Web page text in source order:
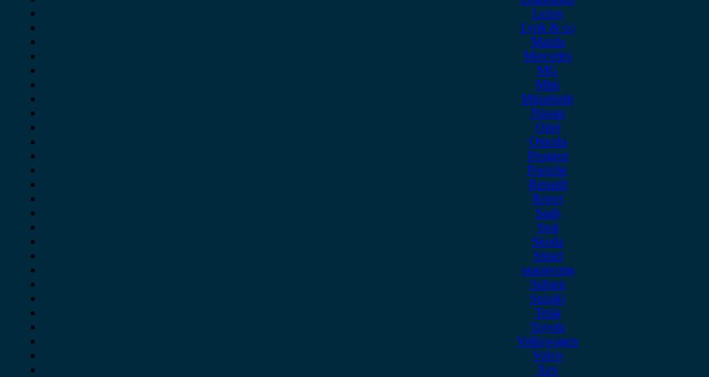
Lexus
Lynk & co
Mazda
Mercedes
MG
Mini
Mitsubishi
Nissan
Opel
Omoda
Peugeot
Porsche
Renault
Rover
Saab
Seat
Skoda
Smart
ssangyong
Subaru
Suzuki
Tesla
Toyota
Volkswagen
Volvo
Xev